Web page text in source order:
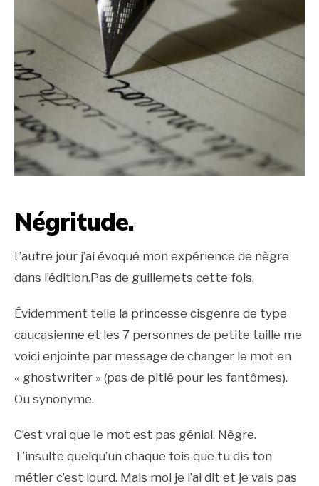
Négritude.
L’autre jour j’ai évoqué mon expérience de nègre
dans l’édition.Pas de guillemets cette fois.
Évidemment telle la princesse cisgenre de type
caucasienne et les 7 personnes de petite taille me
voici enjointe par message de changer le mot en
« ghostwriter » (pas de pitié pour les fantômes).
Ou synonyme.
C’est vrai que le mot est pas génial. Nègre.
T’insulte quelqu’un chaque fois que tu dis ton
métier c’est lourd. Mais moi je l’ai dit et je vais pas